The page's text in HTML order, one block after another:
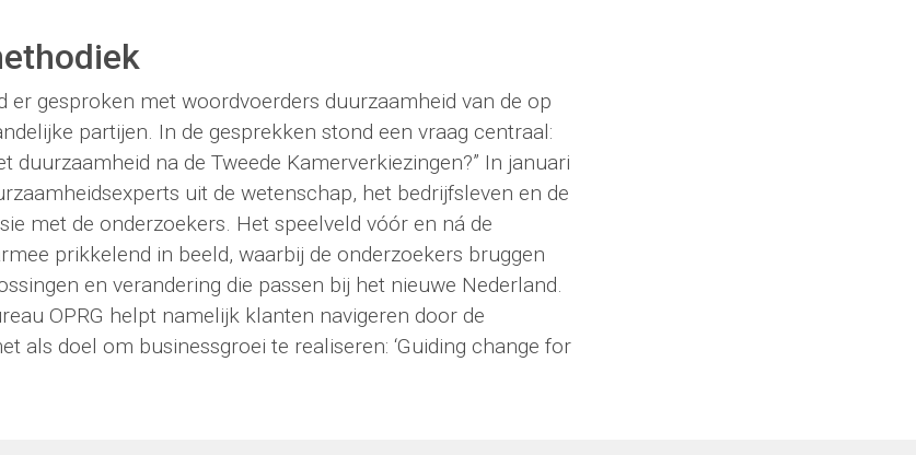
er gesproken met woordvoerders duurzaamheid van de op
partijen. In de gesprekken stond een vraag centraal:
duurzaamheid na de Tweede Kamerverkiezingen?” In januari
uit de wetenschap, het bedrijfsleven en de
met de onderzoekers. Het speelveld vóór en ná de
prikkelend in beeld, waarbij de onderzoekers bruggen
en verandering die passen bij het nieuwe Nederland.
OPRG helpt namelijk klanten navigeren door de
als doel om businessgroei te realiseren: ‘Guiding change for